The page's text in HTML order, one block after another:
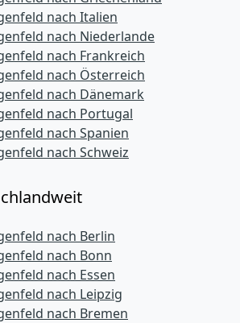
nach Italien
nach Niederlande
nach Frankreich
nach Österreich
nach Dänemark
nach Portugal
nach Spanien
nach Schweiz
nach Berlin
nach Bonn
nach Essen
nach Leipzig
nach Bremen